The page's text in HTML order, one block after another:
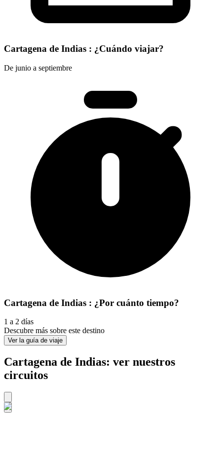
Cartagena de Indias : ¿Cuándo viajar?
De junio a septiembre
Cartagena de Indias : ¿Por cuánto tiempo?
1 a 2 días
Descubre más sobre este destino
Ver la guía de viaje
Cartagena de Indias: ver nuestros
circuitos